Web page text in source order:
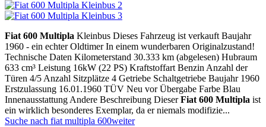
Fiat 600 Multipla Kleinbus Dieses Fahrzeug ist verkauft Baujahr
1960 - ein echter Oldtimer In einem wunderbaren Originalzustand!
Technische Daten Kilometerstand 30.333 km (abgelesen) Hubraum
633 cm³ Leistung 16kW (22 PS) Kraftstoffart Benzin Anzahl der
Türen 4/5 Anzahl Sitzplätze 4 Getriebe Schaltgetriebe Baujahr 1960
Erstzulassung 16.01.1960 TÜV Neu vor Übergabe Farbe Blau
Innenausstattung Andere Beschreibung DieserFiat 600 Multipla ist
ein wirklich besonderes Exemplar, da er niemals modifizie...
Suche nach fiat multipla 600weiter